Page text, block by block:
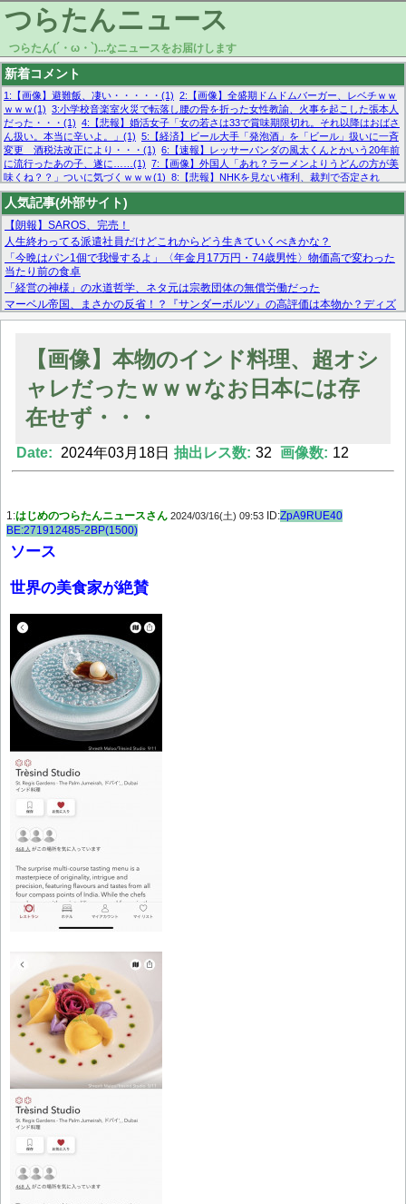
つらたんニュース
つらたん(´・ω・`)...なニュースをお届けします
新着コメント
1:【画像】避難飯、凄い・・・・・(1) 2:【画像】全盛期ドムドムバーガー、レベチｗｗ
ｗｗｗ(1) 3:小学校音楽室火災で転落し腰の骨を折った女性教諭、火事を起こした張本人
だった・・・(1) 4:【悲報】婚活女子「女の若さは33で賞味期限切れ。それ以降はおばさ
ん扱い。本当に辛いよ。」(1) 5:【経済】ビール大手「発泡酒」を「ビール」扱いに一斉
変更 酒税法改正により・・・(1) 6:【速報】レッサーパンダの風太くんとかいう20年前
に流行ったあの子、遂に……(1) 7:【画像】外国人「あれ？ラーメンよりうどんの方が美
味くね？？」ついに気づくｗｗｗ(1) 8:【悲報】NHKを見ない権利、裁判で否定され
る・・・(1) 9:欧州委員長「原発縮小は間違いでした」(1) 10:【悲報】日本企業の人手不
足、限界突破 52%「正社員も足りてません…」(1)
人気記事(外部サイト)
【朗報】SAROS、完売！
人生終わってる派遣社員だけどこれからどう生きていくべきかな？
「今晩はパン1個で我慢するよ」〈年金月17万円・74歳男性〉物価高で変わった
当たり前の食卓
「経営の神様」の水道哲学、ネタ元は宗教団体の無償労働だった
マーベル帝国、まさかの反省！？『サンダーボルツ』の高評価は本物か？ディズ
ニーCEOの「量より質」宣言の裏で渦巻くファンの本音とMCUの未来を徹底考
【モー娘。石田亜佑美】ファーストテイク出演も新規獲得ならず？北川莉央が1
【画像あり】FacebookとかTwitterで拾ったエロ画像貼ってくよ
Powered by livedoor 相互RSS
【画像】本物のインド料理、超オシ
ャレだったｗｗｗなお日本には存
在せず・・・
Date: 2024年03月18日 抽出レス数: 32 画像数: 12
1:はじめのつらたんニュースさん 2024/03/16(土) 09:53 ID:ZpA9RUE40
BE:271912485-2BP(1500)
ソース
世界の美食家が絶賛